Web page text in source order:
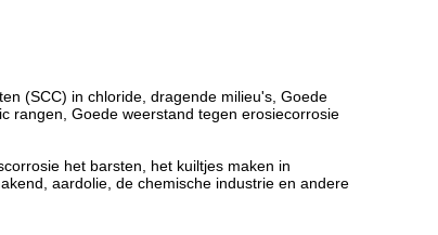
(SCC) in chloride, dragende milieu's, Goede
rangen, Goede weerstand tegen erosiecorrosie
het barsten, het kuiltjes maken in
aardolie, de chemische industrie en andere